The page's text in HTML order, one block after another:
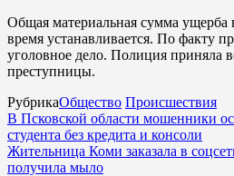
Общая материальная сумма ущерба
время устанавливается. По факту
уголовное дело. Полиция приняла
преступницы.
РубрикаОбщество Происшествия
В Псковской области мошенники
студента без кредита и консоли
Жительница Коми заказала в
получила мыло